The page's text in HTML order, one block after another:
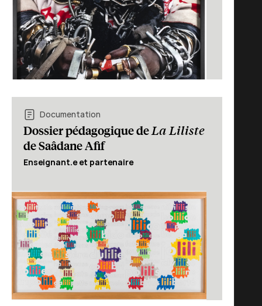
Documentation
Dossier pédagogique deLa Liliste
de Saâdane Afif
Enseignant.e et partenaire